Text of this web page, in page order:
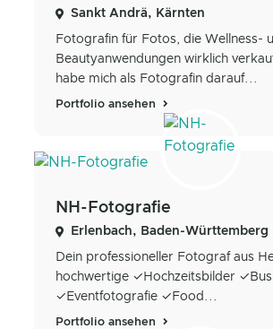
Sankt Andrä, Kärnten
Fotografin für Fotos, die Wellness-
Beautyanwendungen wirklich
habe mich als Fotografin darauf...
Portfolio ansehen
NH-Fotografie
Erlenbach, Baden-Württemberg
Dein professioneller Fotograf aus
hochwertige ✓Hochzeitsbilder
✓Eventfotografie ✓Food...
Portfolio ansehen